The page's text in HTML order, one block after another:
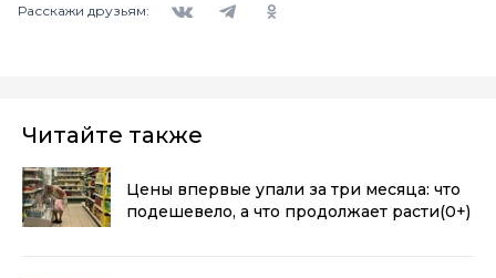
Расскажи друзьям:
Читайте также
Цены впервые упали за три месяца: что
подешевело, а что продолжает расти(0+)